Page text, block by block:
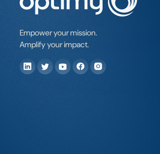
Empower your mission.
Amplify your impact.